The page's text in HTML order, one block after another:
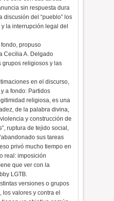
sin respuesta dura
discusión del “pueblo” los
la interrupción legal del
propuso
Cecilia A. Delgado
grupos religiosos y las
en el discurso,
a fondo: Partidos
religiosa, es una
de la palabra divina,
y construcción de
ruptura de tejido social,
sus tareas
privó mucho tiempo en
real: imposición
que ver con la
LGTB.
versiones o grupos
valores y contra el